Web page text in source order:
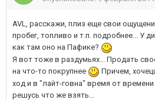
AVL, расскажи, плиз еще свои
пробег, топливо и т.п. подробнее... У
как там оно на Пафике?
Я вот тоже в раздумьях... Продать
на что-то покрупнее
Причем,
ход и в "лайт-говна" время от
решусь что же взять...